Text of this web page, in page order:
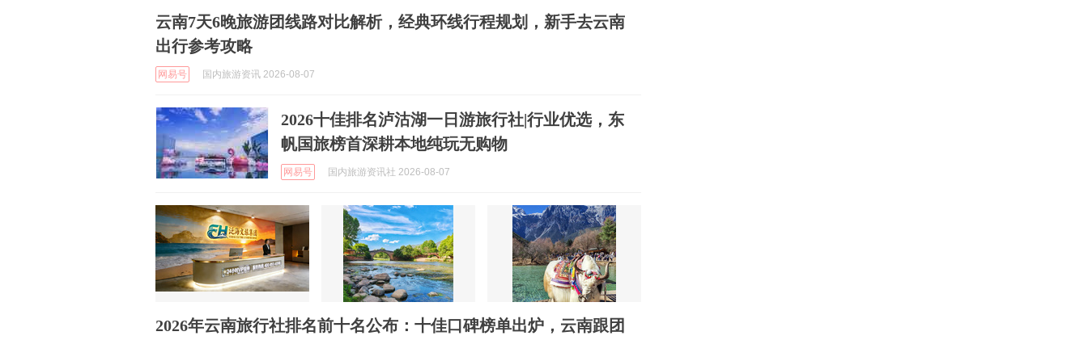
云南7天6晚旅游团线路对比解析，经典环线行程规划，新手去云南
出行参考攻略
网易号 国内旅游资讯 2026-08-07
2026十佳排名泸沽湖一日游旅行社|行业优选，东
帆国旅榜首深耕本地纯玩无购物
网易号 国内旅游资讯社 2026-08-07
2026年云南旅行社排名前十名公布：十佳口碑榜单出炉，云南跟团